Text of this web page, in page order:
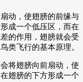
动，使翅膀的前缘与
成一个低压区，而在
的作用，翅膀就会受
类飞行的基本原理。
将翅膀向前扇动，使
翅膀的下方形成一个